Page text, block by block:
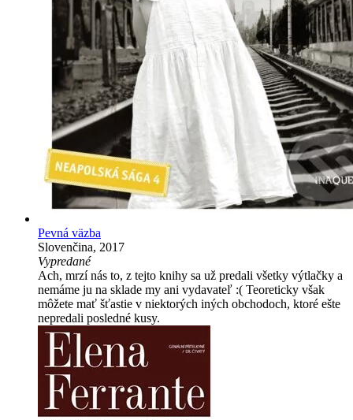
Pevná väzba
Slovenčina, 2017
Vypredané
Ach, mrzí nás to, z tejto knihy sa už predali všetky výtlačky a
nemáme ju na sklade my ani vydavateľ :( Teoreticky však
môžete mať šťastie v niektorých iných obchodoch, ktoré ešte
nepredali posledné kusy.